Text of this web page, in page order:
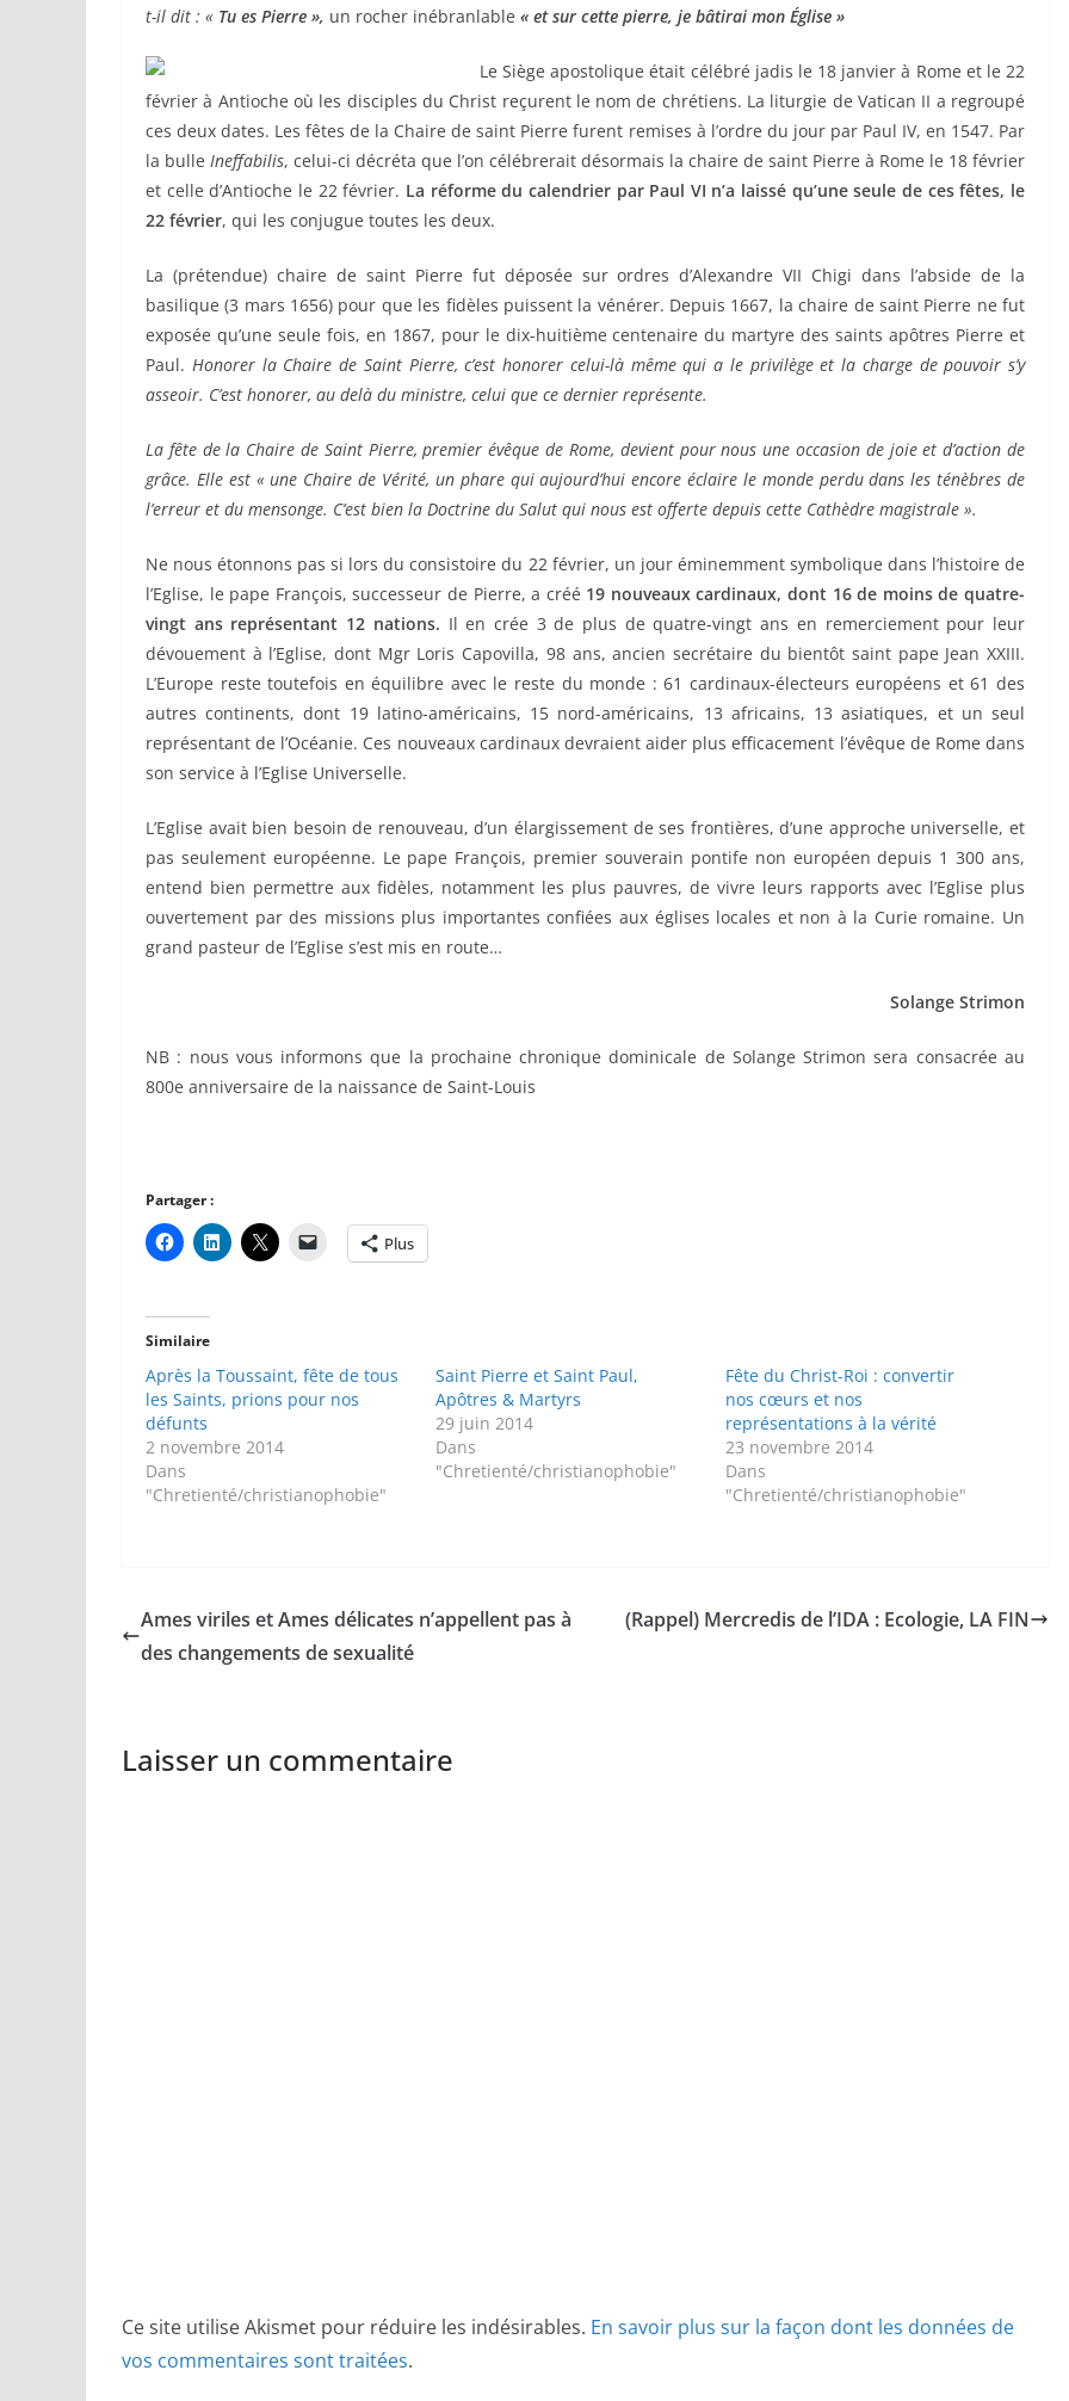
t-il dit : « Tu es Pierre », un rocher inébranlable « et sur cette pierre, je bâtirai mon Église »
Le Siège apostolique était célébré jadis le 18 janvier à Rome et le 22
février à Antioche où les disciples du Christ reçurent le nom de chrétiens. La liturgie de Vatican II a regroupé
ces deux dates. Les fêtes de la Chaire de saint Pierre furent remises à l’ordre du jour par Paul IV, en 1547. Par
la bulle Ineffabilis, celui-ci décréta que l’on célébrerait désormais la chaire de saint Pierre à Rome le 18 février
et celle d’Antioche le 22 février. La réforme du calendrier par Paul VI n’a laissé qu’une seule de ces fêtes, le
22 février, qui les conjugue toutes les deux.
La (prétendue) chaire de saint Pierre fut déposée sur ordres d’Alexandre VII Chigi dans l’abside de la
basilique (3 mars 1656) pour que les fidèles puissent la vénérer. Depuis 1667, la chaire de saint Pierre ne fut
exposée qu’une seule fois, en 1867, pour le dix-huitième centenaire du martyre des saints apôtres Pierre et
Paul. Honorer la Chaire de Saint Pierre, c’est honorer celui-là même qui a le privilège et la charge de pouvoir s’y
asseoir. C’est honorer, au delà du ministre, celui que ce dernier représente.
La fête de la Chaire de Saint Pierre, premier évêque de Rome, devient pour nous une occasion de joie et d’action de
grâce. Elle est « une Chaire de Vérité, un phare qui aujourd’hui encore éclaire le monde perdu dans les ténèbres de
l’erreur et du mensonge. C’est bien la Doctrine du Salut qui nous est offerte depuis cette Cathèdre magistrale ».
Ne nous étonnons pas si lors du consistoire du 22 février, un jour éminemment symbolique dans l’histoire de
l’Eglise, le pape François, successeur de Pierre, a créé 19 nouveaux cardinaux, dont 16 de moins de quatre-
vingt ans représentant 12 nations. Il en crée 3 de plus de quatre-vingt ans en remerciement pour leur
dévouement à l’Eglise, dont Mgr Loris Capovilla, 98 ans, ancien secrétaire du bientôt saint pape Jean XXIII.
L’Europe reste toutefois en équilibre avec le reste du monde : 61 cardinaux-électeurs européens et 61 des
autres continents, dont 19 latino-américains, 15 nord-américains, 13 africains, 13 asiatiques, et un seul
représentant de l’Océanie. Ces nouveaux cardinaux devraient aider plus efficacement l’évêque de Rome dans
son service à l’Eglise Universelle.
L’Eglise avait bien besoin de renouveau, d’un élargissement de ses frontières, d’une approche universelle, et
pas seulement européenne. Le pape François, premier souverain pontife non européen depuis 1 300 ans,
entend bien permettre aux fidèles, notamment les plus pauvres, de vivre leurs rapports avec l’Eglise plus
ouvertement par des missions plus importantes confiées aux églises locales et non à la Curie romaine. Un
grand pasteur de l’Eglise s’est mis en route…
Solange Strimon
NB : nous vous informons que la prochaine chronique dominicale de Solange Strimon sera consacrée au
800e anniversaire de la naissance de Saint-Louis
Partager :
Plus
Similaire
Après la Toussaint, fête de tous
les Saints, prions pour nos
défunts
2 novembre 2014
Dans
"Chretienté/christianophobie"
Saint Pierre et Saint Paul,
Apôtres & Martyrs
29 juin 2014
Dans
"Chretienté/christianophobie"
Fête du Christ-Roi : convertir
nos cœurs et nos
représentations à la vérité
23 novembre 2014
Dans
"Chretienté/christianophobie"
Ames viriles et Ames délicates n’appellent pas à
des changements de sexualité
(Rappel) Mercredis de l’IDA : Ecologie, LA FIN
Laisser un commentaire
Ce site utilise Akismet pour réduire les indésirables. En savoir plus sur la façon dont les données de
vos commentaires sont traitées.